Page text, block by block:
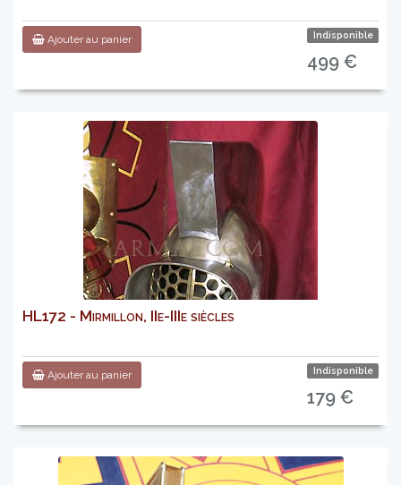
Ajouter au panier Indisponible
499 €
HL172 - Mirmillon, IIe-IIIe siècles
Ajouter au panier Indisponible
179 €